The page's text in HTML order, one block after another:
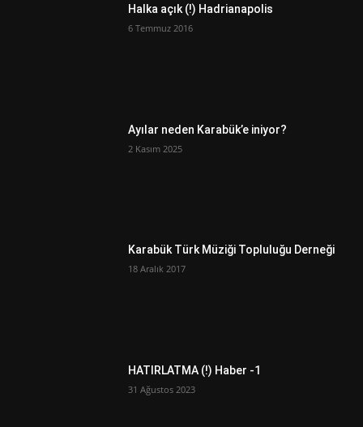
Halka açık (!) Hadrianapolis
6 Temmuz 2016
Ayılar neden Karabük’e iniyor?
2 Kasım 2025
Karabük Türk Müziği Topluluğu Derneği
18 Aralık 2017
HATIRLATMA (!) Haber -1
31 Ağustos 2023